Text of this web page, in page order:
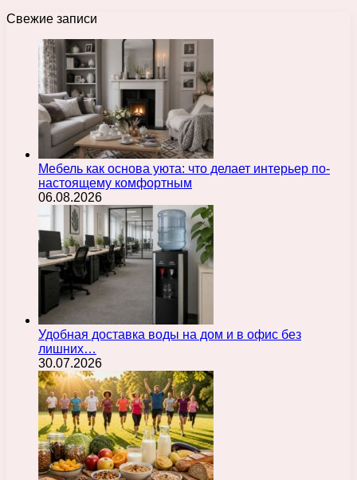
Свежие записи
Мебель как основа уюта: что делает интерьер по-
настоящему комфортным
06.08.2026
Удобная доставка воды на дом и в офис без
лишних…
30.07.2026